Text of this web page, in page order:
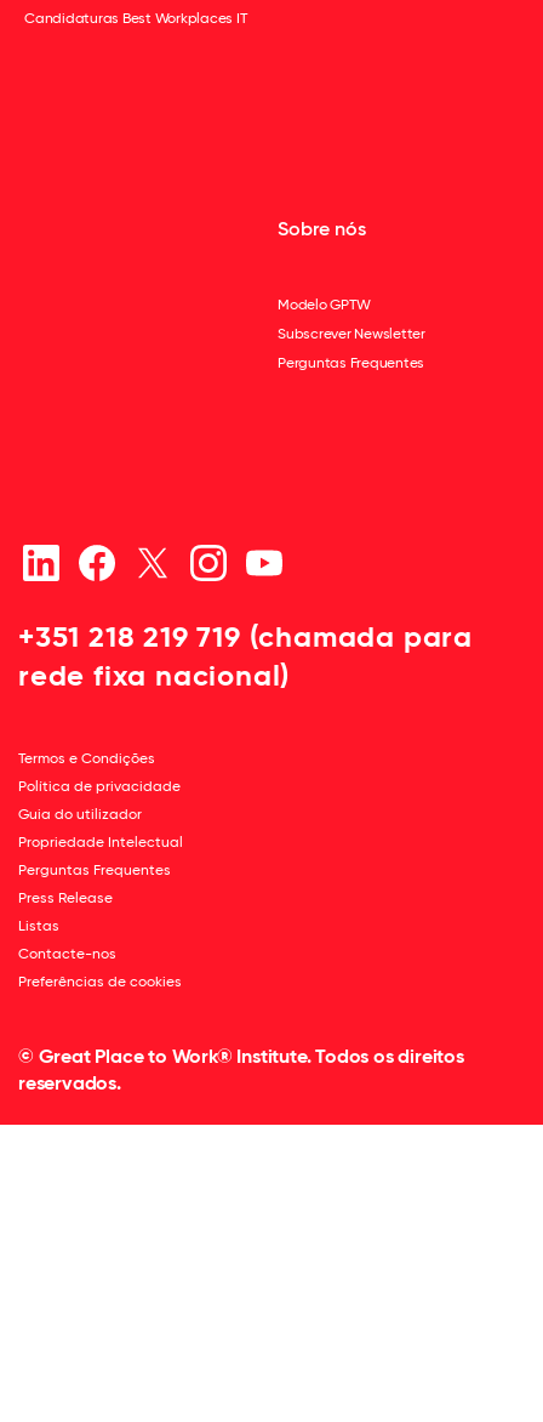
Candidaturas Best Workplaces IT
Sobre nós
Modelo GPTW
Subscrever Newsletter
Perguntas Frequentes
+351 218 219 719 (chamada para
rede fixa nacional)
Termos e Condições
Política de privacidade
Guia do utilizador
Propriedade Intelectual
Perguntas Frequentes
Press Release
Listas
Contacte-nos
Preferências de cookies
© Great Place to Work® Institute. Todos os direitos
reservados.